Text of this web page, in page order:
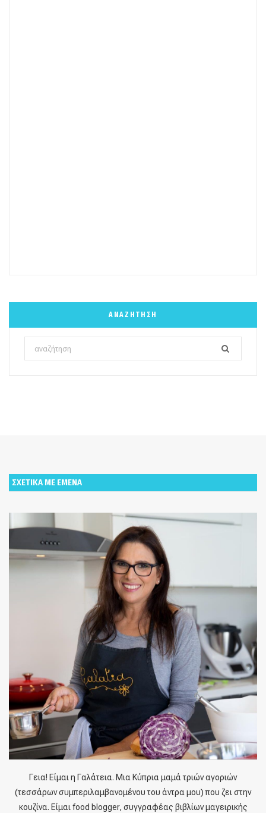
ΑΝΑΖΉΤΗΣΗ
Search
for:
ΣΧΕΤΙΚΑ ΜΕ ΕΜΕΝΑ
Γεια! Είμαι η Γαλάτεια. Μια Κύπρια μαμά τριών αγοριών
(τεσσάρων συμπεριλαμβανομένου του άντρα μου) που ζει στην
κουζίνα. Είμαι food blogger, συγγραφέας βιβλίων μαγειρικής